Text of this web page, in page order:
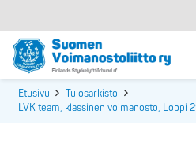
Etusivu
Tulosarkisto
LVK team, klassinen voimanosto, Loppi